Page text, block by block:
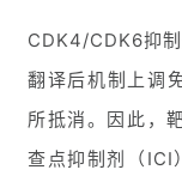
CDK4/CDK6抑
翻译后机制上调
所抵消。因此，
查点抑制剂（ICI